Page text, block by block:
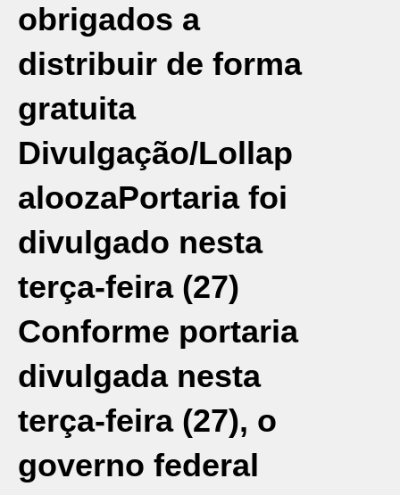
obrigados a
distribuir de forma
gratuita
Divulgação/Lollap
aloozaPortaria foi
divulgado nesta
terça-feira (27)
Conforme portaria
divulgada nesta
terça-feira (27), o
governo federal